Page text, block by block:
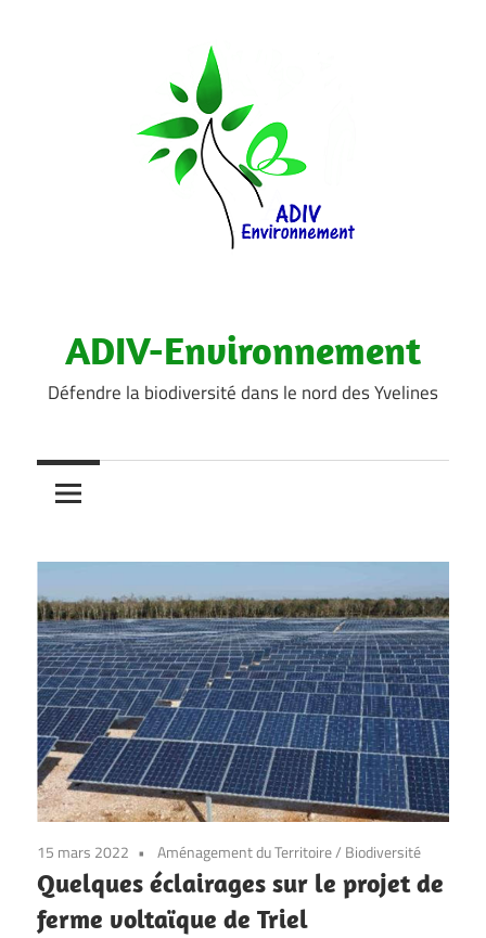
ADIV-Environnement
Défendre la biodiversité dans le nord des Yvelines
15 mars 2022 Aménagement du Territoire/ Biodiversité
Quelques éclairages sur le projet de
ferme voltaïque de Triel